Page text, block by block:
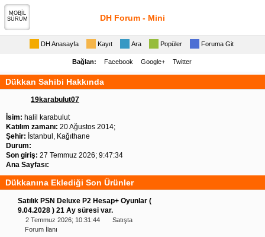
MOBİL
SÜRÜM
DH Forum - Mini
DH Anasayfa Kayıt Ara Popüler Foruma Git
Bağlan: Facebook Google+ Twitter
Dükkan Sahibi Hakkında
19karabulut07
İsim: halil karabulut
Katılım zamanı: 20 Ağustos 2014;
Şehir: İstanbul, Kağıthane
Durum:
Son giriş: 27 Temmuz 2026; 9:47:34
Ana Sayfası:
Dükkanına Eklediği Son Ürünler
Satılık PSN Deluxe P2 Hesap+ Oyunlar (
9.04.2028 ) 21 Ay süresi var.
2 Temmuz 2026; 10:31:44
Satışta
Forum İlanı